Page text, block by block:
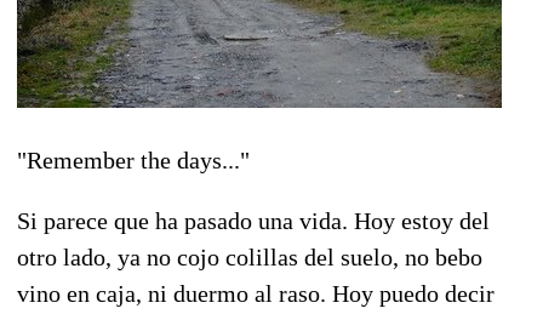
"Remember the days..."
Si parece que ha pasado una vida. Hoy estoy del
otro lado, ya no cojo colillas del suelo, no bebo
vino en caja, ni duermo al raso. Hoy puedo decir